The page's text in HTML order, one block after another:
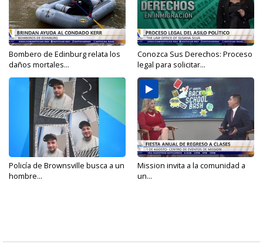
Bombero de Edinburg relata los
daños mortales...
Conozca Sus Derechos: Proceso
legal para solicitar...
Policía de Brownsville busca a un
hombre...
Mission invita a la comunidad a
un...